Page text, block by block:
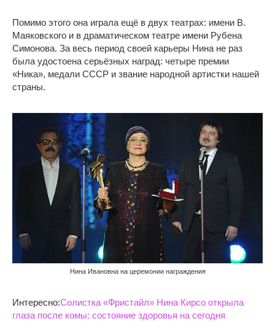
Помимо этого она играла ещё в двух театрах: имени В.
Маяковского и в драматическом театре имени Рубена
Симонова. За весь период своей карьеры Нина не раз
была удостоена серьёзных наград: четыре премии
«Ника», медали СССР и звание народной артистки нашей
страны.
Нина Ивановна на церемонии награждения
Интересно:Солистка «Фристайл» Нина Кирсо открыла
глаза после комы: состояние здоровья на сегодня